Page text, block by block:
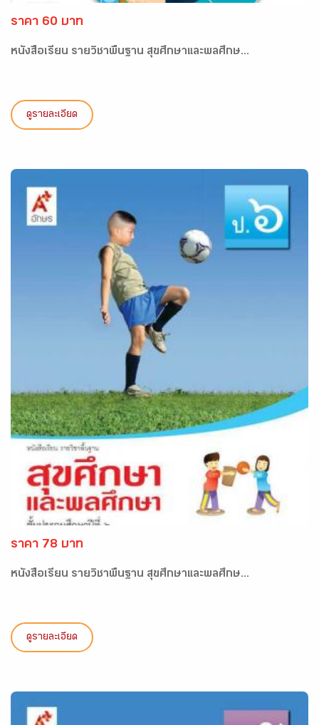
ราคา 60 บาท
หนังสือเรียน รายวิชาพื้นฐาน สุขศึกษาและพลศึกษ...
ดูรายละเอียด
ราคา 78 บาท
หนังสือเรียน รายวิชาพื้นฐาน สุขศึกษาและพลศึกษ...
ดูรายละเอียด